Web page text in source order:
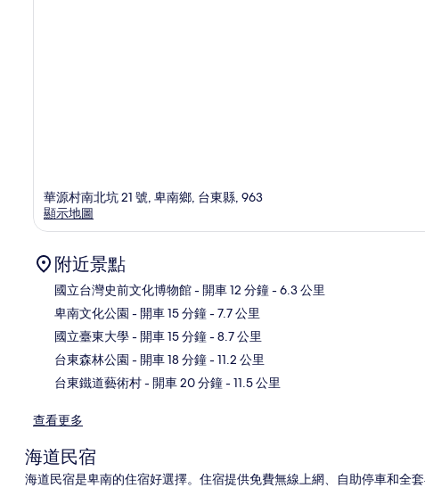
華源村南北坑 21 號, 卑南鄉, 台東縣, 963
顯示地圖
附近景點
國立台灣史前文化博物館- 開車 12 分鐘- 6.3 公里
卑南文化公園 - 開車 15 分鐘- 7.7 公里
國立臺東大學- 開車 15 分鐘- 8.7 公里
台東森林公園 - 開車 18 分鐘- 11.2 公里
台東鐵道藝術村- 開車 20 分鐘- 11.5 公里
查看更多
海道民宿
海道民宿是卑南的住宿好選擇。住宿提供免費無線上網、自助停車和全